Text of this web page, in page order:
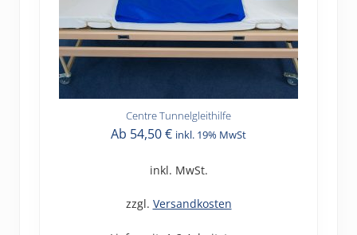
Centre Tunnelgleithilfe
Ab 54,50€ inkl. 19% MwSt
inkl. MwSt.
zzgl. Versandkosten